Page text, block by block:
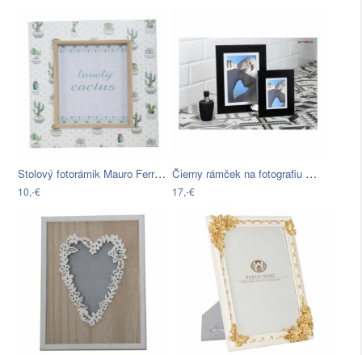
Stolový fotorámik Mauro Ferretti Cactus…
10,-€
Čierny rámček na fotografiu Styler…
17,-€